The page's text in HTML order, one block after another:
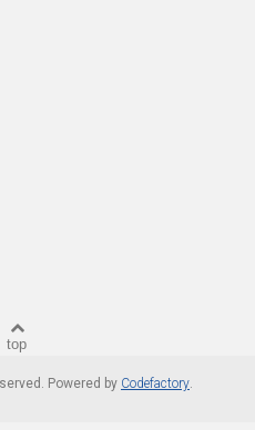
Powered by Codefactory.
top
LADA NIVA